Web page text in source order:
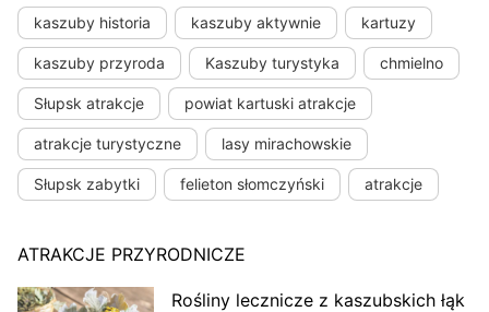
kaszuby historia kaszuby aktywnie kartuzy
kaszuby przyroda Kaszuby turystyka chmielno
Słupsk atrakcje powiat kartuski atrakcje
atrakcje turystyczne lasy mirachowskie
Słupsk zabytki felieton słomczyński atrakcje
ATRAKCJE PRZYRODNICZE
Rośliny lecznicze z kaszubskich łąk